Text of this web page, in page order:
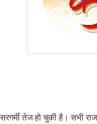
तेज हो चुकी है। सभी